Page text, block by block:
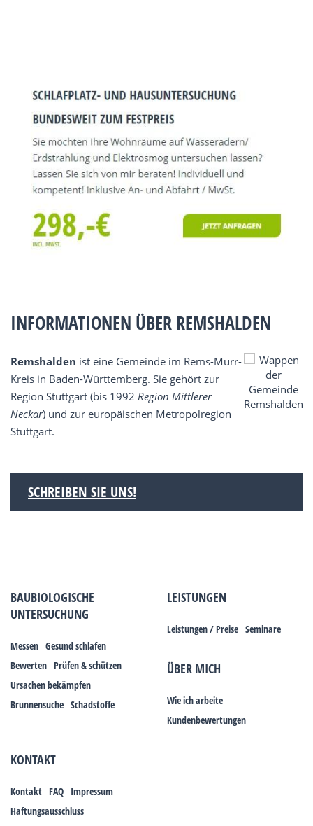
INFORMATIONEN ÜBER REMSHALDEN
Remshalden ist eine Gemeinde im Rems-Murr-
Kreis in Baden-Württemberg. Sie gehört zur
Region Stuttgart (bis 1992 Region Mittlerer
Neckar) und zur europäischen Metropolregion
Stuttgart.
SCHREIBEN SIE UNS!
BAUBIOLOGISCHE
UNTERSUCHUNG
Messen Gesund schlafen
Bewerten Prüfen & schützen
Ursachen bekämpfen
Brunnensuche Schadstoffe
LEISTUNGEN
Leistungen / Preise Seminare
ÜBER MICH
Wie ich arbeite
Kundenbewertungen
KONTAKT
Kontakt FAQ Impressum
Haftungsausschluss